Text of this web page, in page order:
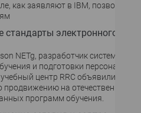
как заявляют в IBM, позволят
электронного
NETg, разработчик систем
и подготовки персонала, и
центр RRC объявили о
продвижению на отечественном
программ обучения.